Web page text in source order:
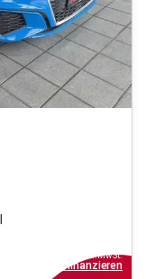
inkl.MwSt.
finanzieren